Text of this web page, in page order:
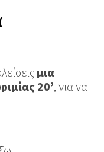
μια
20’, για να